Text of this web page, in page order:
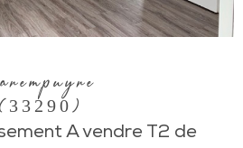
(33290)
A vendre T2 de